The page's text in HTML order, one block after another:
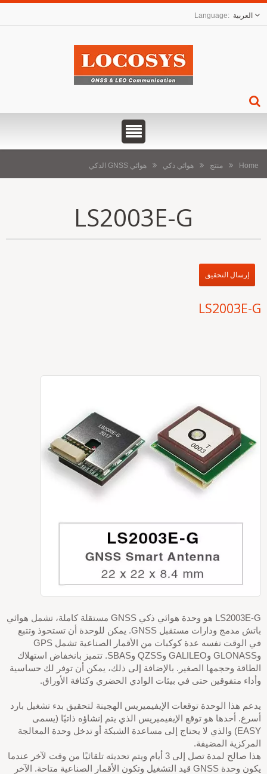
العربية
Home منتج هوائي ذكي هوائي GNSS الذكي
LS2003E-G
إرسال التحقيق
LS2003E-G
LS2003E-G هو وحدة هوائي ذكي GNSS مستقلة كاملة، تشمل هوائي
باتش مدمج ودارات مستقبل GNSS. يمكن للوحدة أن تستحوذ وتتبع
في الوقت نفسه عدة كوكبات من الأقمار الصناعية تشمل GPS
وGLONASS وGALILEO وQZSS وSBAS. تتميز بانخفاض استهلاك
الطاقة وحجمها الصغير. بالإضافة إلى ذلك، يمكن أن توفر لك حساسية
وأداء متفوقين حتى في بيئات الوادي الحضري وكثافة الأوراق.
يدعم هذا الوحدة توقعات الإيفيميريس الهجينة لتحقيق بدء تشغيل بارد
أسرع. أحدها هو توقع الإيفيميريس الذي يتم إنشاؤه ذاتيًا (يسمى
EASY) والذي لا يحتاج إلى مساعدة الشبكة أو تدخل وحدة المعالجة
المركزية المضيفة.
هذا صالح لمدة تصل إلى 3 أيام ويتم تحديثه تلقائيًا من وقت لآخر عندما
يكون وحدة GNSS قيد التشغيل وتكون الأقمار الصناعية متاحة. الآخر